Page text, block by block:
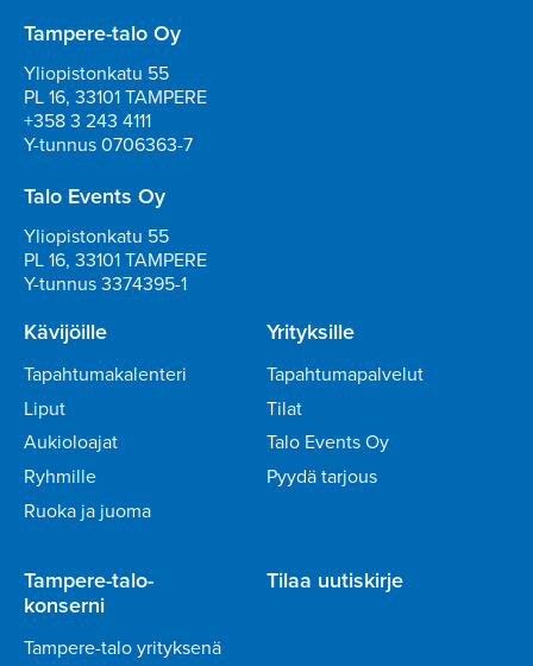
Tampere-talo Oy
Yliopistonkatu 55
PL 16, 33101 TAMPERE
+358 3 243 4111
Y-tunnus 0706363-7
Talo Events Oy
Yliopistonkatu 55
PL 16, 33101 TAMPERE
Y-tunnus 3374395-1
Kävijöille
Tapahtumakalenteri
Liput
Aukioloajat
Ryhmille
Ruoka ja juoma
Yrityksille
Tapahtumapalvelut
Tilat
Talo Events Oy
Pyydä tarjous
Tampere-talo-
konserni
Tampere-talo yrityksenä
Tilaa uutiskirje